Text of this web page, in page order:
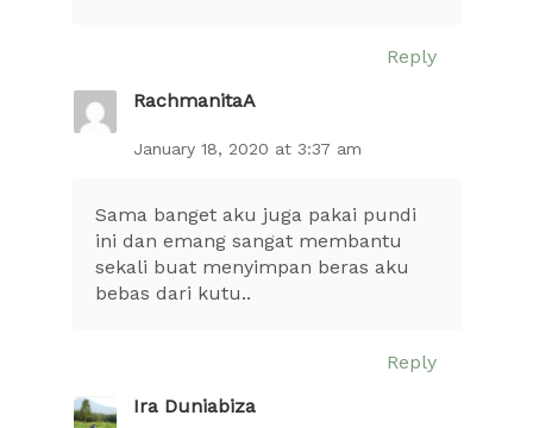
Reply
RachmanitaA
January 18, 2020 at 3:37 am
Sama banget aku juga pakai pundi
ini dan emang sangat membantu
sekali buat menyimpan beras aku
bebas dari kutu..
Reply
Ira Duniabiza